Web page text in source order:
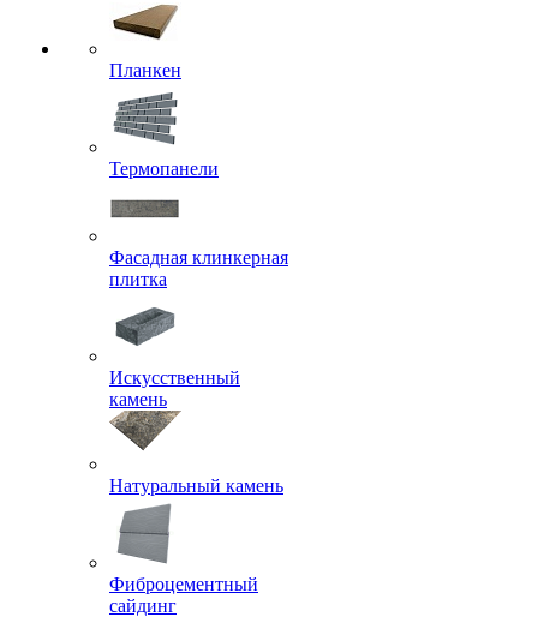
Планкен
Термопанели
Фасадная клинкерная
плитка
Искусственный
камень
Натуральный камень
Фиброцементный
сайдинг